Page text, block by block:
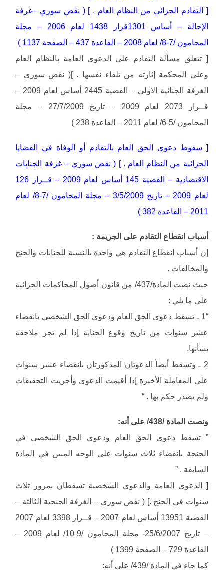
[ التقادم الجزائي من النظام العام . ] ( نقض سوري –غرفة
الإحالة – أساس 1301قرار 1438 لعام 2006 – مجلة
المحامون /7-8/ لعام 2008 – القاعدة 437 – الصفحة 1137 )
[ تتعلق مسألة التقادم على الدعوى العامة بالنظام العام
وعلى المحكمة إثارته من تلقاء نفسها . ]( نقض سوري –
الغرفة الجنائية الأولى – القضية 2445 أساس لعام 2009 –
قــرار 2073 لعام 2009 – تاريخ 27/7/2009 – مجلة
المحامون /5-6/ لعام 2011 – القاعدة 238 )
[ سقوط دعوى الحق العام بالتقادم أو الوفاة في القضايا
الجزائية من النظام العام . ] ( نقض سوري – غرفة الجنايات
الاقتصادية – القضية 145 أساس لعام 2009 – قــرار 126
لعام 2009 – تاريخ 3/5/2009 – مجلة المحامون /7-8/ لعام
2011 – القاعدة 382 )
أسباب انقطاع التقادم على الجريمة :
إن أسباب انقطاع التقادم هي واحدة بالنسبة للجنايات والجنح
والمخالفات .
حيث نصت المادة/437/ من قانون أصول المحاكمات الجزائية
على ما يلي :
“1 ـ تسقط دعوى الحق العام ودعوى الحق الشخصي بانقضاء
عشر سنوات من تاريخ وقوع الجناية إذا لم تجر ملاحقة
بشأنها.
2 ـ وتسقط أيضاً الدعوتان المذكورتان بانقضاء عشر سنوات
على المعاملة الأخيرة إذا أقيمت الدعوى وأجريت التحقيقات
ولم يصدر حكم بها . “
ونصت المادة /438/ على أنه:
” تسقط دعوى الحق العام ودعوى الحق الشخصي في
الجنحة بانقضاء ثلاث سنوات على الوجه المبين في المادة
السابقة . ”
[ الدعوى العامة والدعوى الشخصية تسقطان بمرور ثلاث
سنوات في الجنح .] ( نقض سوري – الغرفة الجنحية الثالثة –
القضية 13951 أساس لعام 2007 – قــرار 3398 لعام 2007
– تاريخ 25/6/2007- مجلة المحامون /9-10/ لعام 2009 –
القاعدة 729 – الصفحة 1399 )
كما جاء في المادة /439/ على أنه: